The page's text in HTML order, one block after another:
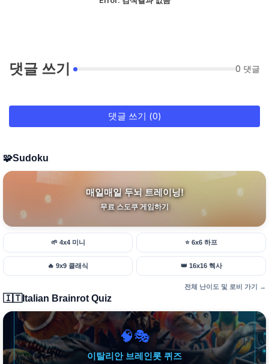
댓글 쓰기 0 댓글
댓글 쓰기 (0)
🧩Sudoku
매일매일 두뇌 트레이닝!
무료 스도쿠 게임하기
🌱 4x4 미니 ⭐ 6x6 하프
🔥 9x9 클래식 👑 16x16 헥사
전체 난이도 및 로비 가기 →
🇮🇹Italian Brainrot Quiz
🧠🎭
이탈리안 브레인롯 퀴즈